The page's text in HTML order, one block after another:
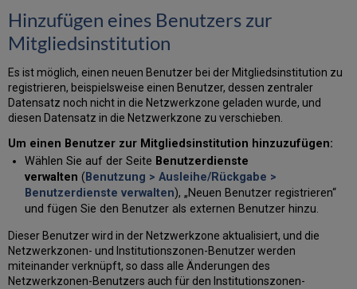
Hinzufügen eines Benutzers zur
Mitgliedsinstitution
Es ist möglich, einen neuen Benutzer bei der Mitgliedsinstitution zu
registrieren, beispielsweise einen Benutzer, dessen zentraler
Datensatz noch nicht in die Netzwerkzone geladen wurde, und
diesen Datensatz in die Netzwerkzone zu verschieben.
Um einen Benutzer zur Mitgliedsinstitution hinzuzufügen:
Wählen Sie auf der Seite Benutzerdienste
verwalten ( Benutzung > Ausleihe/Rückgabe >
Benutzerdienste verwalten), „Neuen Benutzer registrieren“
und fügen Sie den Benutzer als externen Benutzer hinzu.
Dieser Benutzer wird in der Netzwerkzone aktualisiert, und die
Netzwerkzonen- und Institutionszonen-Benutzer werden
miteinander verknüpft, so dass alle Änderungen des
Netzwerkzonen-Benutzers auch für den Institutionszonen-